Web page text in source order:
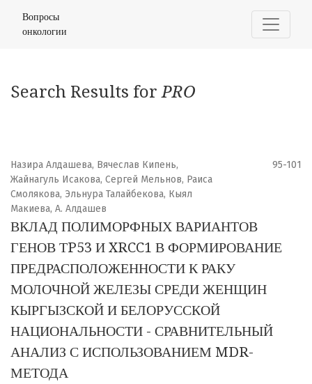
Вопросы
онкологии
Search Results forPRO
Назира Алдашева, Вячеслав Кипень,
Жайнагуль Исакова, Сергей Мельнов, Раиса
Смолякова, Эльнура Талайбекова, Кыял
Макиева, А. Алдашев
95-101
ВКЛАД ПОЛИМОРФНЫХ ВАРИАНТОВ
ГЕНОВ ТP53 И XRCC1 В ФОРМИРОВАНИЕ
ПРЕДРАСПОЛОЖЕННОСТИ К РАКУ
МОЛОЧНОЙ ЖЕЛЕЗЫ СРЕДИ ЖЕНЩИН
КЫРГЫЗСКОЙ И БЕЛОРУССКОЙ
НАЦИОНАЛЬНОСТИ - СРАВНИТЕЛЬНЫЙ
АНАЛИЗ С ИСПОЛЬЗОВАНИЕМ MDR-
МЕТОДА